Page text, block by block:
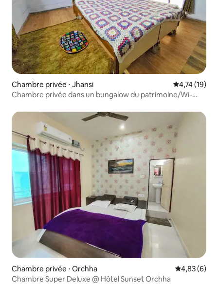
Chambre privée ⋅ Jhansi Évaluation
4,74 (19)
Chambre privée dans un bungalow du patrimoine/Wi-
Chambre privée ⋅ Orchha Évaluation
4,83 (6)
Chambre Super Deluxe @ Hôtel Sunset Orchha